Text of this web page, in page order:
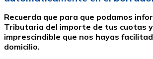
Recuerda que para que podamos
Tributaria del importe de tus cuotas
imprescindible que nos hayas
domicilio.